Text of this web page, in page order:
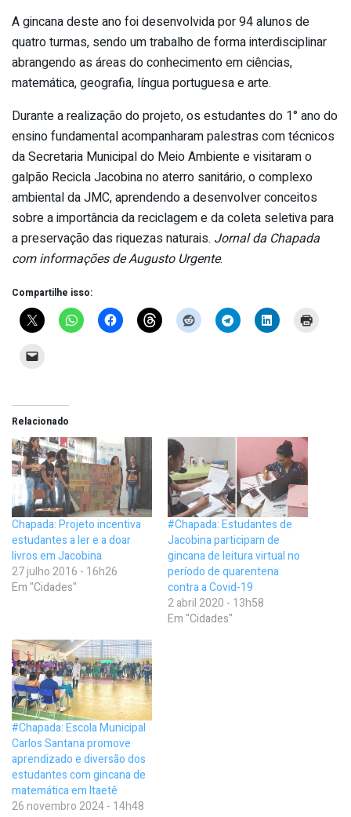
A gincana deste ano foi desenvolvida por 94 alunos de
quatro turmas, sendo um trabalho de forma interdisciplinar
abrangendo as áreas do conhecimento em ciências,
matemática, geografia, língua portuguesa e arte.
Durante a realização do projeto, os estudantes do 1° ano do
ensino fundamental acompanharam palestras com técnicos
da Secretaria Municipal do Meio Ambiente e visitaram o
galpão Recicla Jacobina no aterro sanitário, o complexo
ambiental da JMC, aprendendo a desenvolver conceitos
sobre a importância da reciclagem e da coleta seletiva para
a preservação das riquezas naturais. Jornal da Chapada
com informações de Augusto Urgente.
Compartilhe isso:
Relacionado
Chapada: Projeto incentiva
estudantes a ler e a doar
livros em Jacobina
27 julho 2016 - 16h26
Em "Cidades"
#Chapada: Estudantes de
Jacobina participam de
gincana de leitura virtual no
período de quarentena
contra a Covid-19
2 abril 2020 - 13h58
Em "Cidades"
#Chapada: Escola Municipal
Carlos Santana promove
aprendizado e diversão dos
estudantes com gincana de
matemática em Itaetê
26 novembro 2024 - 14h48